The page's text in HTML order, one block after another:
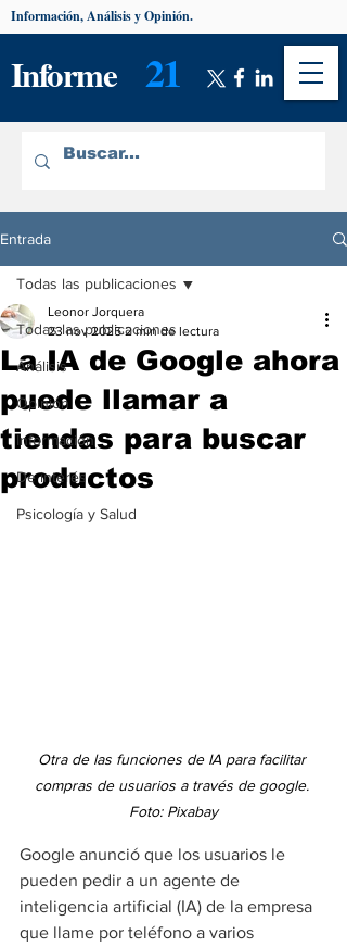
Informe 21
Información, Análisis y Opinión.
Entrada
Todas las publicaciones
Análisis
Opinión
Información
De interés
Psicología y Salud
Todas las publicaciones
La IA de Google ahora
puede llamar a
tiendas para buscar
productos
Leonor Jorquera
23 nov 2025 2 min de lectura
Otra de las funciones de IA para facilitar
compras de usuarios a través de google.
Foto: Pixabay
Google anunció que los usuarios le
pueden pedir a un agente de
inteligencia artificial (IA) de la empresa
que llame por teléfono a varios